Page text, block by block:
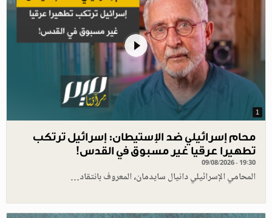
1
محام إسرائيلي ضد الإستيطان: إسرائيل ترتكب
تطهيرا عرقيا غير مسبوق في القدس!
09/08/2026 - 19:30
المحامي الإسرائيلي دانيال سايدمان، المعروف بانتقاد…